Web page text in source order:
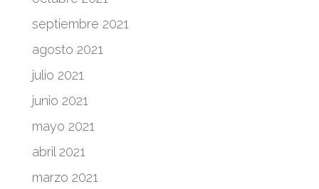
septiembre 2021
agosto 2021
julio 2021
junio 2021
mayo 2021
abril 2021
marzo 2021